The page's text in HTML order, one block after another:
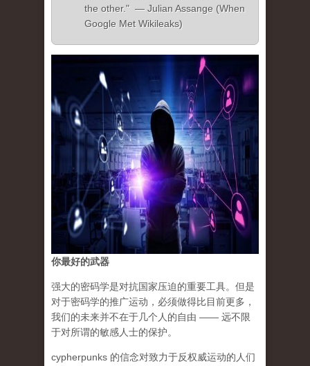
the other." — Julian Assange (When
Google Met Wikileaks)
你最好的武器
强大的密码学是对抗国家压迫的重要工具。但是
对于密码学的推广运动，必须做得比目前更多，
我们的未来并不在于几个人的自由 —— 远不限
于对所谓的敏感人士的保护。
cypherpunks 的信念对致力于反权威运动的人们